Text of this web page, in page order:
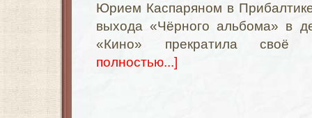
Юрием Каспаряном в
выхода «Чёрного альбома» в
«Кино» прекратила своё
полностью...]